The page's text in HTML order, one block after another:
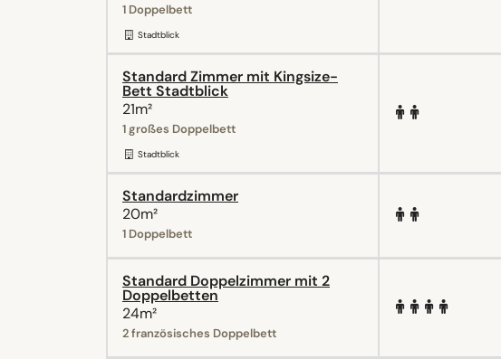
1 Doppelbett
Stadtblick
Standard Zimmer mit Kingsize-
Bett Stadtblick
21m²
1 großes Doppelbett
Stadtblick
Standardzimmer
20m²
1 Doppelbett
Standard Doppelzimmer mit 2
Doppelbetten
24m²
2 französisches Doppelbett